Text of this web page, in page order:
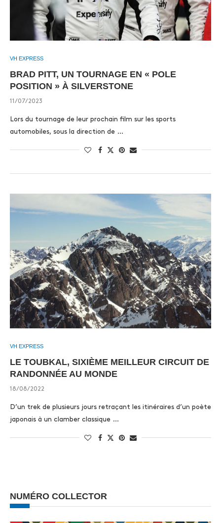
VH EXPRESS
BRAD PITT, UN TOURNAGE EN « POLE
POSITION » À SILVERSTONE
11/07/2023
Lors du tournage de leur prochain film sur les sports
automobiles, sous la direction de …
VH EXPRESS
LE TOUBKAL, SIXIÈME MEILLEUR CIRCUIT DE
RANDONNÉE AU MONDE
18/08/2022
D’un trek de plusieurs jours retraçant les itinéraires d’un poète
japonais à un clamber classique …
NUMÉRO COLLECTOR